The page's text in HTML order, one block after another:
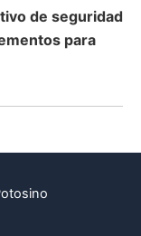
de seguridad
para